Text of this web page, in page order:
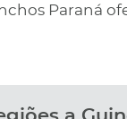
Paraná